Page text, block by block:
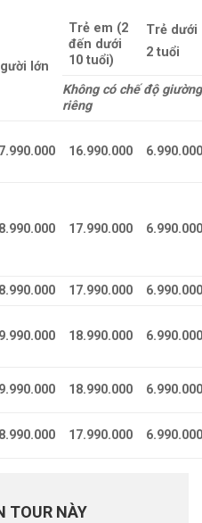
lớn
Trẻ em (2
đến dưới
10 tuổi)
Trẻ dưới
2 tuổi
Không có chế độ giường
riêng
16.990.000
17.990.000
17.990.000
18.990.000
18.990.000
17.990.000
TOUR NÀY